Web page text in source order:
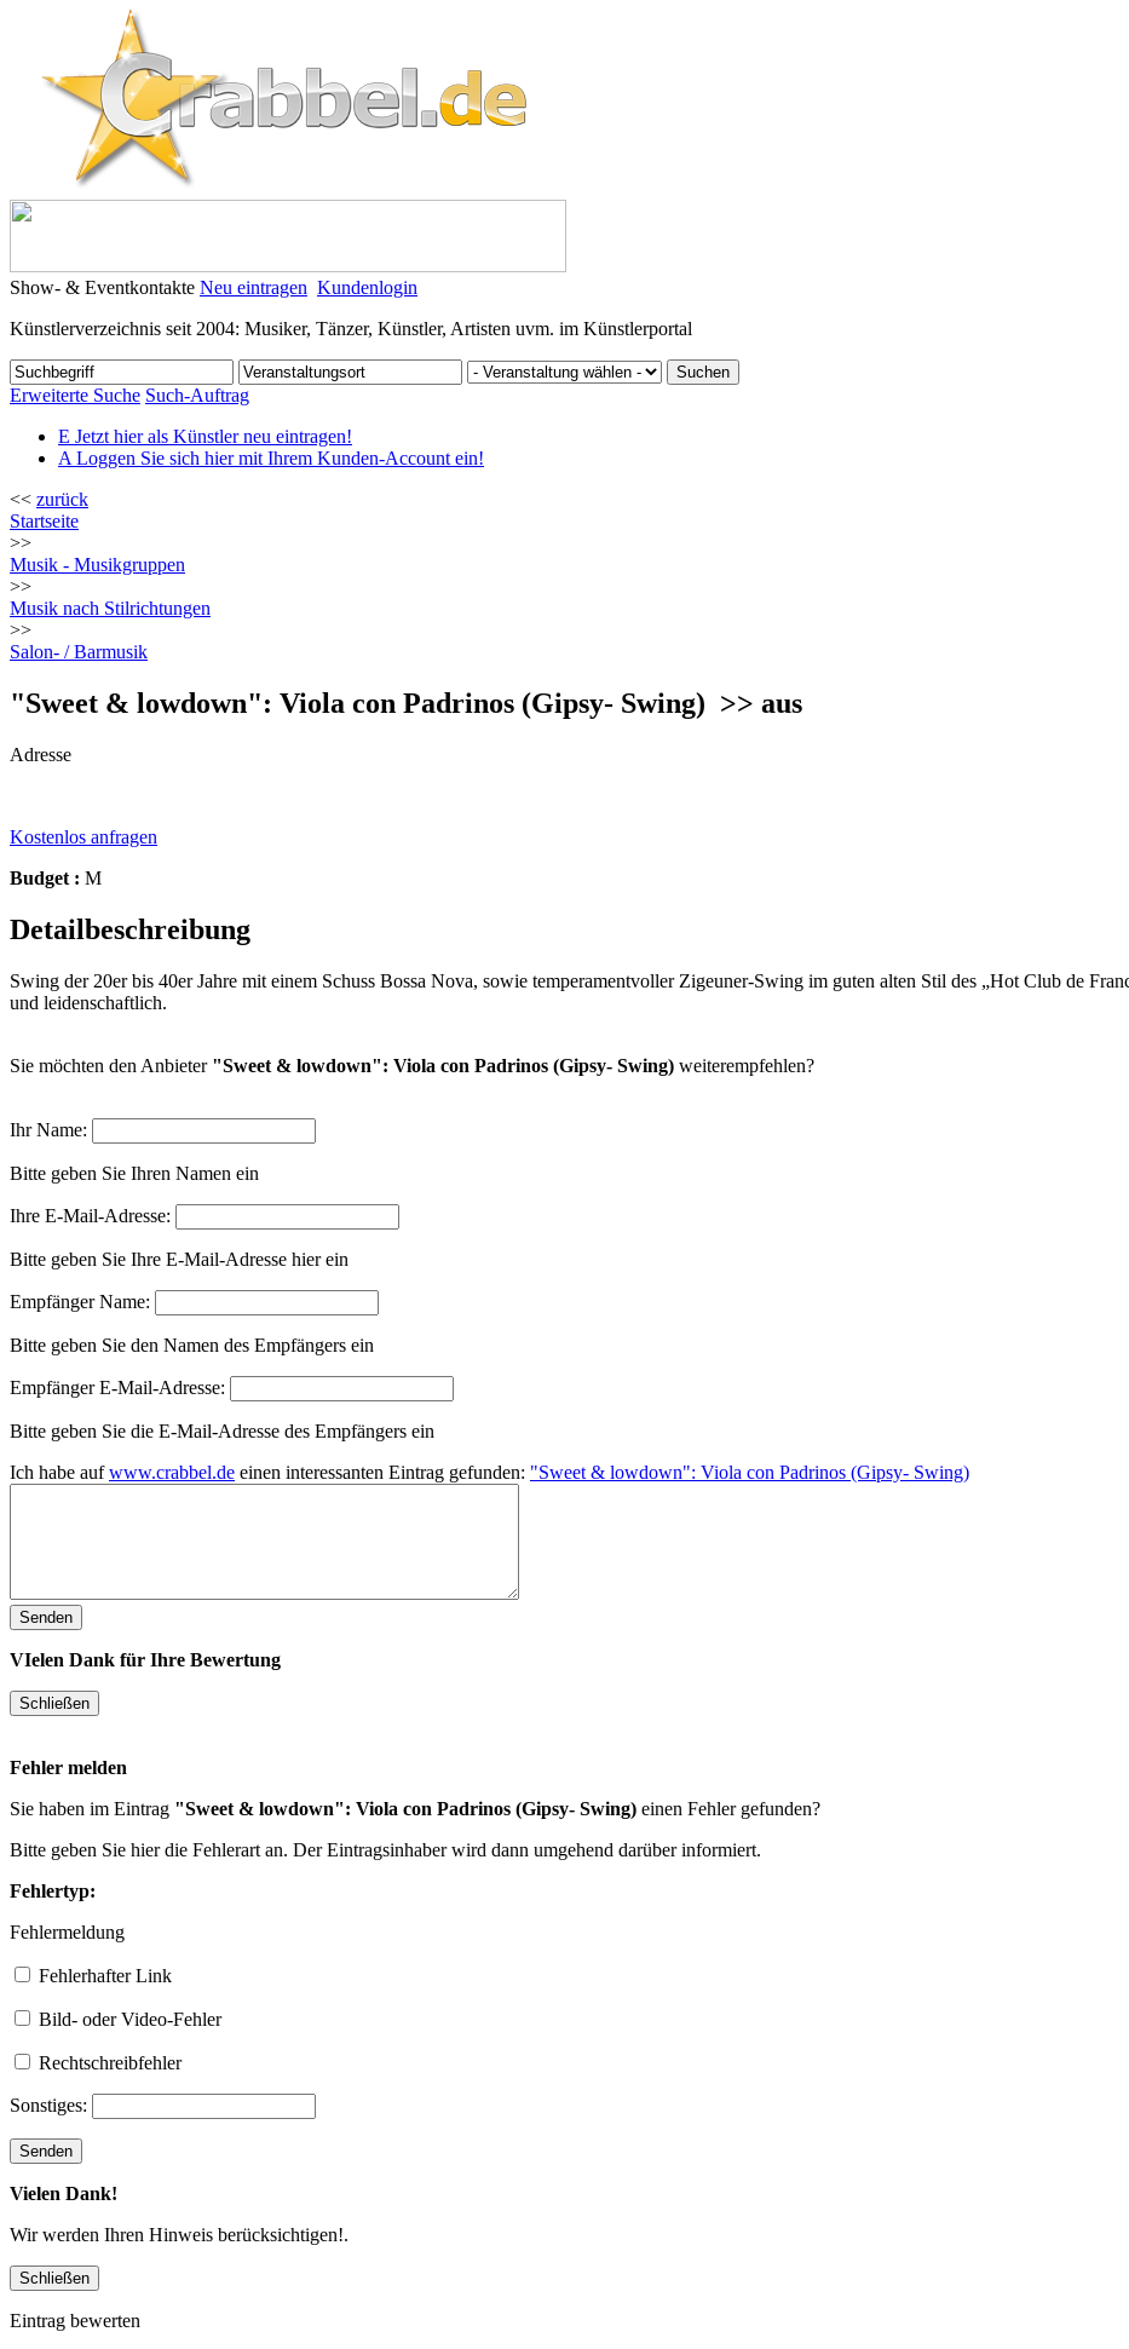
Show- & Eventkontakte Neu eintragen Kundenlogin
Künstlerverzeichnis seit 2004: Musiker, Tänzer, Künstler, Artisten uvm. im Künstlerportal
Erweiterte Suche Such-Auftrag
E Jetzt hier als Künstler neu eintragen!
A Loggen Sie sich hier mit Ihrem Kunden-Account ein!
<< zurück
Startseite
>>
Musik - Musikgruppen
>>
Musik nach Stilrichtungen
>>
Salon- / Barmusik
"Sweet & lowdown": Viola con Padrinos (Gipsy- Swing) >> aus
Adresse
Kostenlos anfragen
Budget : M
Detailbeschreibung
Swing der 20er bis 40er Jahre mit einem Schuss Bossa Nova, sowie temperamentvoller Zigeuner-Swing im guten alten Stil des „Hot Club de
und leidenschaftlich.
Sie möchten den Anbieter "Sweet & lowdown": Viola con Padrinos (Gipsy- Swing) weiterempfehlen?
Ihr Name:
Bitte geben Sie Ihren Namen ein
Ihre E-Mail-Adresse:
Bitte geben Sie Ihre E-Mail-Adresse hier ein
Empfänger Name:
Bitte geben Sie den Namen des Empfängers ein
Empfänger E-Mail-Adresse:
Bitte geben Sie die E-Mail-Adresse des Empfängers ein
Ich habe aufwww.crabbel.de einen interessanten Eintrag gefunden: "Sweet & lowdown": Viola con Padrinos (Gipsy- Swing)
VIelen Dank für Ihre Bewertung
Fehler melden
Sie haben im Eintrag "Sweet & lowdown": Viola con Padrinos (Gipsy- Swing) einen Fehler gefunden?
Bitte geben Sie hier die Fehlerart an. Der Eintragsinhaber wird dann umgehend darüber informiert.
Fehlertyp:
Fehlermeldung
Fehlerhafter Link
Bild- oder Video-Fehler
Rechtschreibfehler
Sonstiges:
Vielen Dank!
Wir werden Ihren Hinweis berücksichtigen!.
Eintrag bewerten